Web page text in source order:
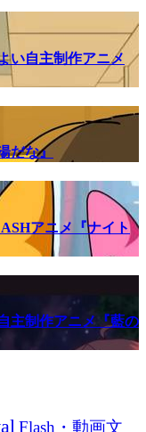
い自主制作アニメ
だな』
アニメ『ナイト
主制作アニメ『藍の
Flash・動画文